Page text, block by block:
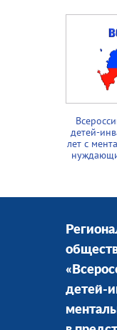
детей-
лет с
детей-